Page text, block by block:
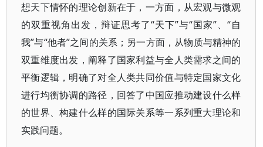
想天下情怀的理论创新在于，一方面，从宏观与微观
的双重视角出发，辩证思考了“天下”与“国家”、“自
我”与“他者”之间的关系；另一方面，从物质与精神的
双重维度出发，阐释了国家利益与全人类需求之间的
平衡逻辑，明确了对全人类共同价值与特定国家文化
进行均衡协调的路径，回答了中国应推动建设什么样
的世界、构建什么样的国际关系等一系列重大理论和
实践问题。